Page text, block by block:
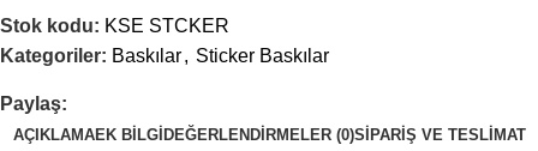
Stok kodu: KSE STCKER
Kategoriler: Baskılar, Sticker Baskılar
Paylaş:
AÇIKLAMAEK BILGI DEĞERLENDIRMELER (0)SIPARIŞ VE TESLIMAT